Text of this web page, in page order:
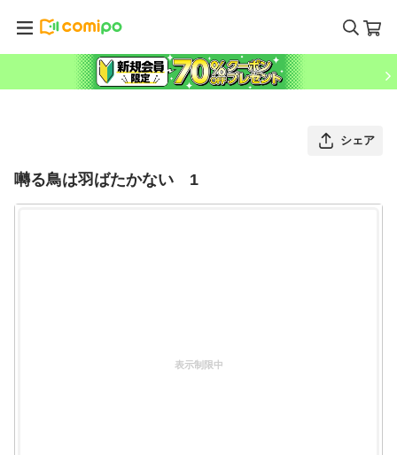
シェア
囀る鳥は羽ばたかない 1
表示制限中